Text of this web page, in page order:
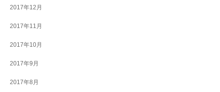
2017年12月
2017年11月
2017年10月
2017年9月
2017年8月